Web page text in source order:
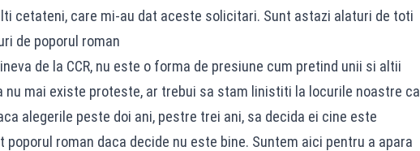
cetateni, care mi-au dat aceste solicitari. Sunt astazi alaturi de toti
de poporul roman
de la CCR, nu este o forma de presiune cum pretind unii si altii
nu mai existe proteste, ar trebui sa stam linistiti la locurile noastre ca
alegerile peste doi ani, pestre trei ani, sa decida ei cine este
poporul roman daca decide nu este bine. Suntem aici pentru a apara